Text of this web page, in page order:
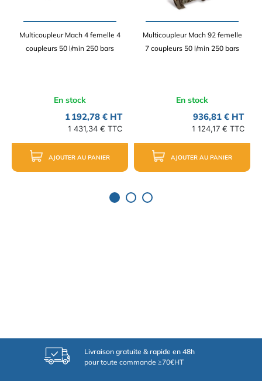
Multicoupleur Mach 4 femelle 4
coupleurs 50 l/min 250 bars
En stock
1 192,78 € HT
1 431,34 € TTC
AJOUTER AU PANIER
Multicoupleur Mach 92 femelle
7 coupleurs 50 l/min 250 bars
En stock
936,81 € HT
1 124,17 € TTC
AJOUTER AU PANIER
Livraison gratuite & rapide en 48h
pour toute commande ≥70€HT